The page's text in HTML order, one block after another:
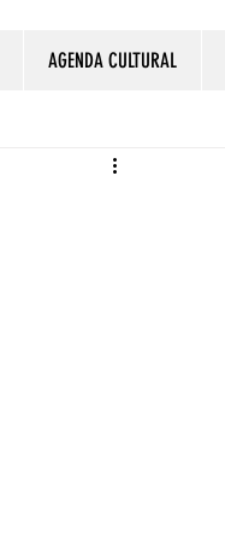
AGENDA CULTURAL